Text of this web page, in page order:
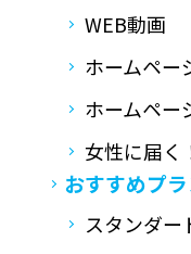
WEB動画
ホームペー
ホームペー
女性に届く
おすすめプ
スタンダー